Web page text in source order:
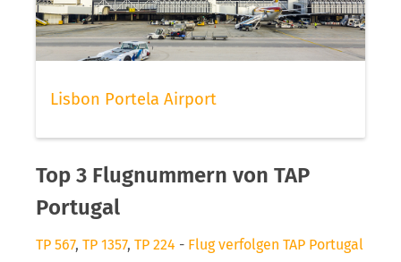
Lisbon Portela Airport
Top 3 Flugnummern von TAP
Portugal
TP 567, TP 1357, TP 224 - Flug verfolgen TAP Portugal